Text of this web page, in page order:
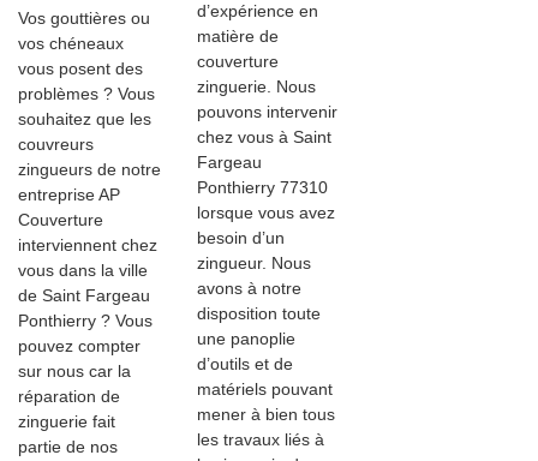
Vos gouttières ou
vos chéneaux
vous posent des
problèmes ? Vous
souhaitez que les
couvreurs
zingueurs de notre
entreprise AP
Couverture
interviennent chez
vous dans la ville
de Saint Fargeau
Ponthierry ? Vous
pouvez compter
sur nous car la
réparation de
zinguerie fait
partie de nos
d’expérience en
matière de
couverture
zinguerie. Nous
pouvons intervenir
chez vous à Saint
Fargeau
Ponthierry 77310
lorsque vous avez
besoin d’un
zingueur. Nous
avons à notre
disposition toute
une panoplie
d’outils et de
matériels pouvant
mener à bien tous
les travaux liés à